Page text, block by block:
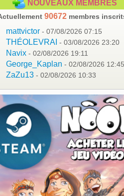
NOUVEAUX MEMBRES
90672 membres
mattvictor - 07/08/2026 07:15
THÉOLEVRAI - 03/08/2026 23:20
Navix - 02/08/2026 19:11
George_Kaplan - 02/08/2026 12:45
ZaZu13 - 02/08/2026 10:33